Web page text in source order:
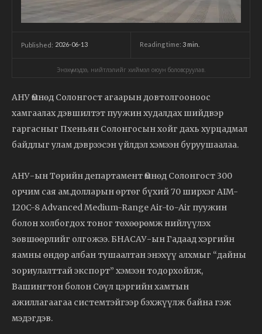
Published: 2026-06-13 Reading time: 3 min.
Энэхүү мэдээ, нийтлэлийг хиймэл оюун боловсруулав.
АНУ Өмнөд Солонгост агаарын довтолгооноос
хамгаалах дэвшилтэт пуужин худалдах шийдвэр
гаргасныг Пхеньян Солонгосын хойг дахь хурцадмал
байдлыг улам дэврээсэн үйлдэл хэмээн буруушаалаа.
АНУ-ын Төрийн департамент Өмнөд Солонгост 300
орчим сая ам.долларын өртөг бүхий 70 ширхэг AIM-
120C-8 Advanced Medium-Range Air-to-Air пуужин
болон холбогдох тоног төхөөрөмж нийлүүлэх
зөвшөөрлийг олгожээ. БНАСАУ-ын Гадаад хэргийн
яамны өндөр албан тушаалтан энэхүү алхмыг “дайны
зориулалттай экспорт” хэмээн тодорхойлж,
Вашингтон болон Сөүл цэргийн хамтын
ажиллагаагаа системтэйгээр бэхжүүлж байна гэж
мэдэгдэв.